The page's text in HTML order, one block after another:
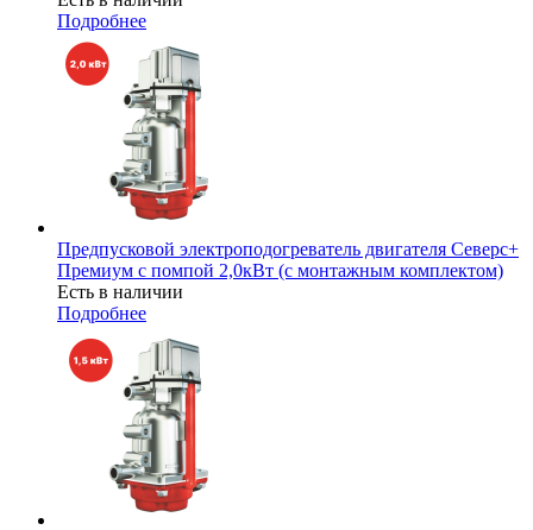
Подробнее
Предпусковой электроподогреватель двигателя Северс+
Премиум с помпой 2,0кВт (с монтажным комплектом)
Есть в наличии
Подробнее